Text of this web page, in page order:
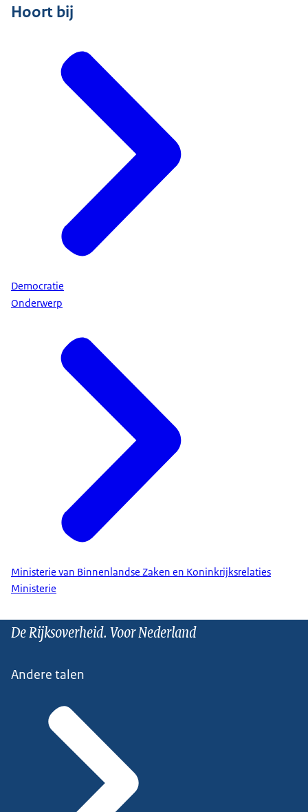
Hoort bij
Democratie
Onderwerp
Ministerie van Binnenlandse Zaken en Koninkrijksrelaties
Ministerie
De Rijksoverheid. Voor Nederland
Andere talen